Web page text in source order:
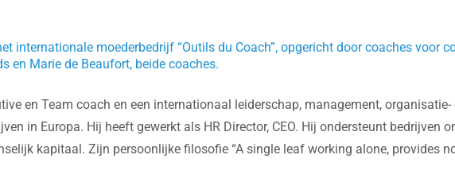
internationale moederbedrijf “Outils du Coach”, opgericht door coaches voor
en Marie de Beaufort, beide coaches.
en Team coach en een internationaal leiderschap, management, organisatie-
in Europa. Hij heeft gewerkt als HR Director, CEO. Hij ondersteunt bedrijven
kapitaal. Zijn persoonlijke filosofie “A single leaf working alone, provides